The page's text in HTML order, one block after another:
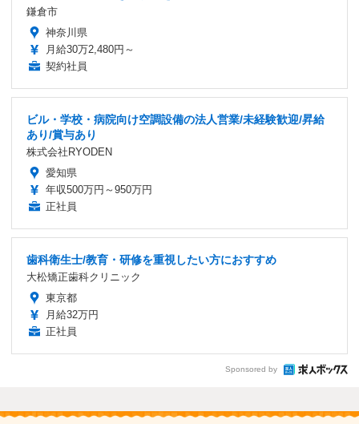
鎌倉市
神奈川県
月給30万2,480円～
契約社員
ビル・学校・病院向け空調設備の法人営業/未経験歓迎/昇給
あり/賞与あり
株式会社RYODEN
愛知県
年収500万円～950万円
正社員
歯科衛生士/教育・研修を重視したい方におすすめ
大松矯正歯科クリニック
東京都
月給32万円
正社員
Sponsored by